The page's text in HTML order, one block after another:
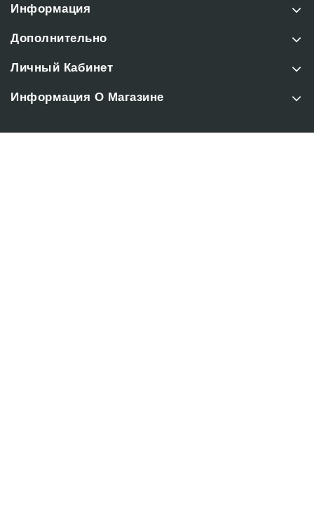
Информация
Дополнительно
Личный Кабинет
Информация О Магазине